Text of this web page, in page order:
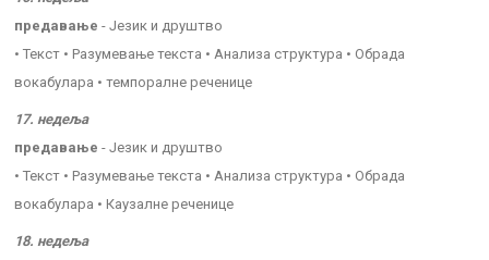
предавање - Језик и друштво
• Текст • Разумевање текста • Анализа структура • Обрада
вокабулара • темпоралне реченице
17. недеља
предавање - Језик и друштво
• Текст • Разумевање текста • Анализа структура • Обрада
вокабулара • Каузалне реченице
18. недеља